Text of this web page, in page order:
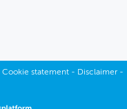
Cookie statement- Disclaimer-